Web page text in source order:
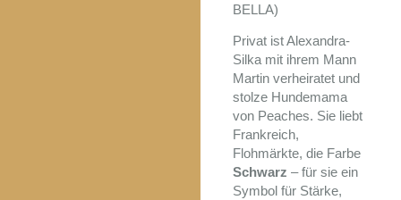
BELLA)
Privat ist Alexandra-
Silka mit ihrem Mann
Martin verheiratet und
stolze Hundemama
von Peaches. Sie liebt
Frankreich,
Flohmärkte, die Farbe
Schwarz – für sie ein
Symbol für Stärke,